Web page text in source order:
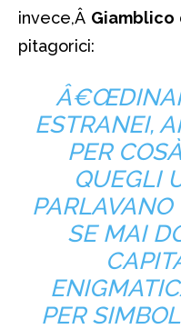
invece,Â Giamblico
pitagorici:
ESTRANEI,
PER
QUEGLI
PARLAVANO
SE MAI
PER